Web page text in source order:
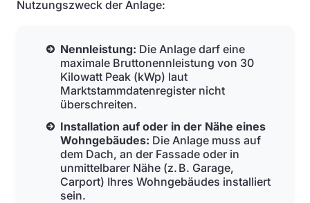
Nutzungszweck der Anlage:
Nennleistung: Die Anlage darf eine
maximale Bruttonennleistung von 30
Kilowatt Peak (kWp) laut
Marktstammdatenregister nicht
überschreiten.
Installation auf oder in der Nähe eines
Wohngebäudes: Die Anlage muss auf
dem Dach, an der Fassade oder in
unmittelbarer Nähe (z. B. Garage,
Carport) Ihres Wohngebäudes installiert
sein.